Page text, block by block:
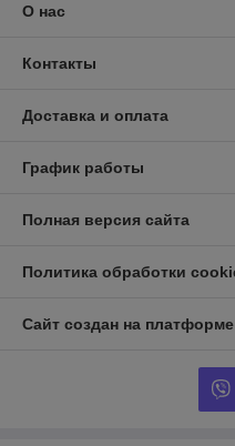
О нас
Контакты
Доставка и оплата
График работы
Полная версия сайта
Политика обработки
Сайт создан на